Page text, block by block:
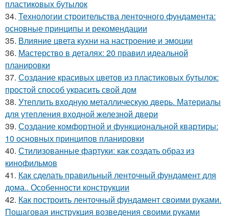
пластиковых бутылок
34. Технологии строительства ленточного фундамента:
основные принципы и рекомендации
35. Влияние цвета кухни на настроение и эмоции
36. Мастерство в деталях: 20 правил идеальной
планировки
37. Создание красивых цветов из пластиковых бутылок:
простой способ украсить свой дом
38. Утеплить входную металлическую дверь. Материалы
для утепления входной железной двери
39. Создание комфортной и функциональной квартиры:
10 основных принципов планировки
40. Стилизованные фартуки: как создать образ из
кинофильмов
41. Как сделать правильный ленточный фундамент для
дома.. Особенности конструкции
42. Как построить ленточный фундамент своими руками.
Пошаговая инструкция возведения своими руками